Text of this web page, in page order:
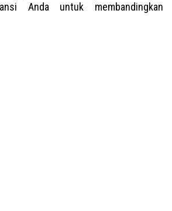
Anda untuk membandingkan